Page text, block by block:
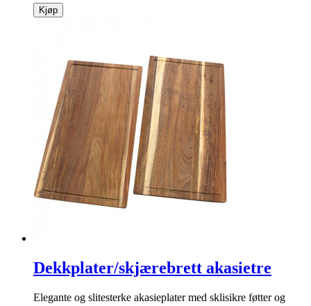
Kjøp
Dekkplater/skjærebrett akasietre
Elegante og slitesterke akasieplater med sklisikre føtter og